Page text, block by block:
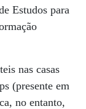
Estudos para
nas casas
(presente em
no entanto,